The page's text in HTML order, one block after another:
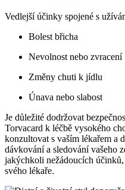
Vedlejší účinky spojené s
Bolest břicha
Nevolnost nebo zvracení
Změny chuti k jídlu
Únava nebo slabost
Je důležité dodržovat
Torvacard k léčbě vysokého
konzultovat s vaším lékařem a
dávkování a sledování vašeho
jakýchkoli nežádoucích
svého lékaře.